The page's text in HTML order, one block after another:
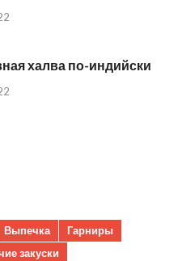
халва по-индийски
Выпечка
Гарниры
закуски